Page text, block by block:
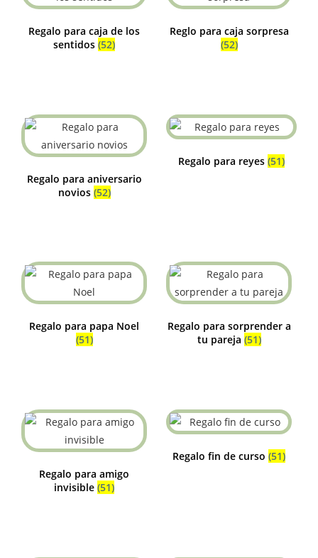
Regalo para caja de los
sentidos (52)
Reglo para caja sorpresa
(52)
Regalo para aniversario
novios (52)
Regalo para reyes (51)
Regalo para papa Noel
(51)
Regalo para sorprender a
tu pareja (51)
Regalo para amigo
invisible (51)
Regalo fin de curso (51)